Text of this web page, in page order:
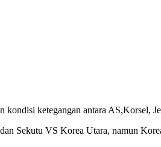
ketegangan antara AS,Korsel,
Sekutu VS Korea Utara, namun